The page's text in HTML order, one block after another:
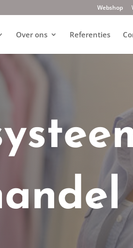
Webshop
Over ons Referenties